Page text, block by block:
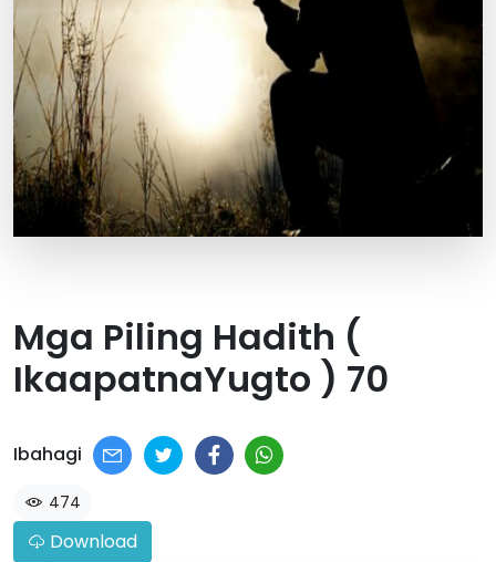
Mga Piling Hadith (
IkaapatnaYugto ) 70
Ibahagi
474
Download